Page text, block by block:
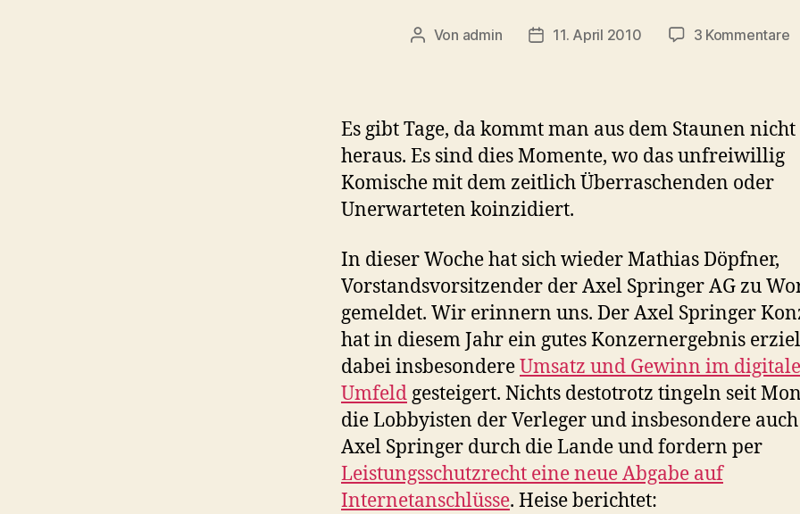
Beitragsautor
Von admin Veröffentlichungsdatum
11. April 2010 3 Kommentarezu
nur
Es gibt Tage, da kommt man aus dem Staunen nicht
heraus. Es sind dies Momente, wo das unfreiwillig
Komische mit dem zeitlich Überraschenden oder
Unerwarteten koinzidiert.
In dieser Woche hat sich wieder Mathias Döpfner,
Vorstandsvorsitzender der Axel Springer AG zu
gemeldet. Wir erinnern uns. Der Axel Springer
hat in diesem Jahr ein gutes Konzernergebnis
dabei insbesondereUmsatz und Gewinn im
Umfeld gesteigert. Nichts destotrotz tingeln seit
die Lobbyisten der Verleger und insbesondere
Axel Springer durch die Lande und fordern per
Leistungsschutzrecht eine neue Abgabe auf
Internetanschlüsse. Heise berichtet: